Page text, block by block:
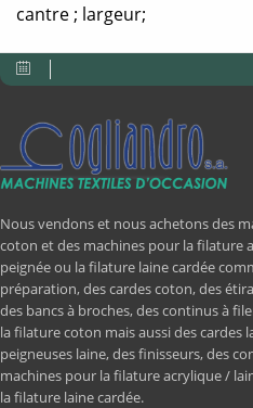
cantre ; largeur;
Nous vendons et nous achetons des
coton et des machines pour la filature
peignée ou la filature laine cardée
préparation, des cardes coton, des
des bancs à broches, des continus à
la filature coton mais aussi des cardes
peigneuses laine, des finisseurs, des
machines pour la filature acrylique /
la filature laine cardée.